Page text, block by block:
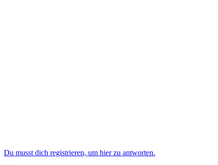
Du musst dich registrieren, um hier zu antworten.